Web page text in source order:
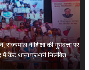
राज्यपाल ने शिक्षा की गुणवत्ता पर
में कैंट थाना प्रभारी निलंबित